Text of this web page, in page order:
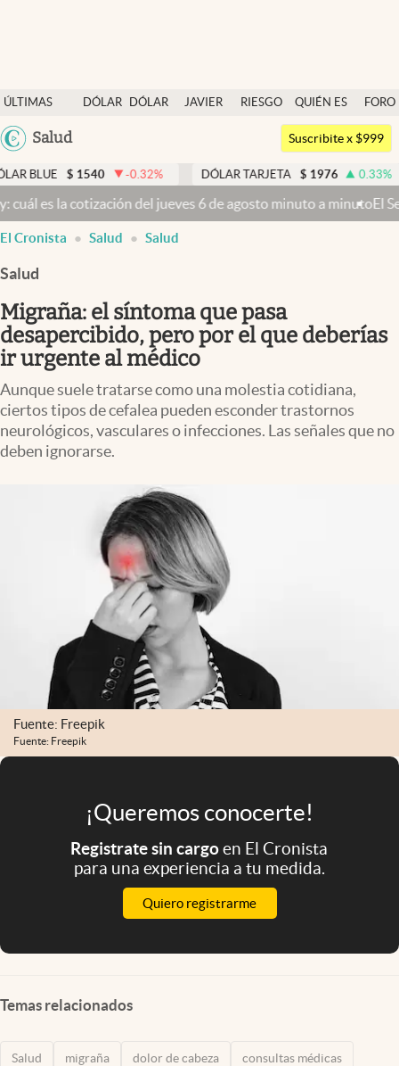
ÚLTIMAS
NOTICIAS
DÓLAR
DÓLAR
JAVIER
RIESGO
QUIÉN ES
QUIÉN
FORO
Argentina
México
Salud
Dólar
Members
Economía y Política
Finanzas y Mercados
Mercados Online
Columnistas
Otras secciones
Apertura
Infotechnology
Clase
Eventos Corporativos
abre en nueva pestaña
Suscribite x $999
1540 -0.32% DÓLAR TARJETA $ 1976 0.33 % DÓLAR
6 de agosto minuto a minutoEl Senado busca aprobar la
El Cronista Salud Salud
Salud
Migraña: el síntoma que pasa
desapercibido, pero por el que deberías
ir urgente al médico
Aunque suele tratarse como una molestia cotidiana,
ciertos tipos de cefalea pueden esconder trastornos
neurológicos, vasculares o infecciones. Las señales que no
deben ignorarse.
Fuente: Freepik
Fuente: Freepik
¡Queremos conocerte!
Registrate sin cargoen El Cronista
para una experiencia a tu medida.
Quiero registrarme
Temas relacionados
Salud migraña dolor de cabeza consultas médicas